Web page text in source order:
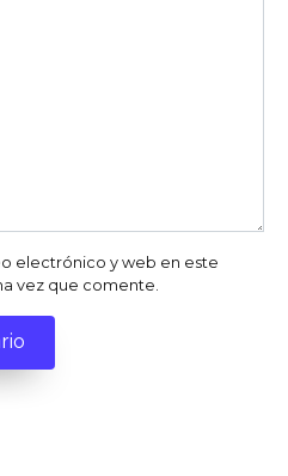
electrónico y web en este
vez que comente.